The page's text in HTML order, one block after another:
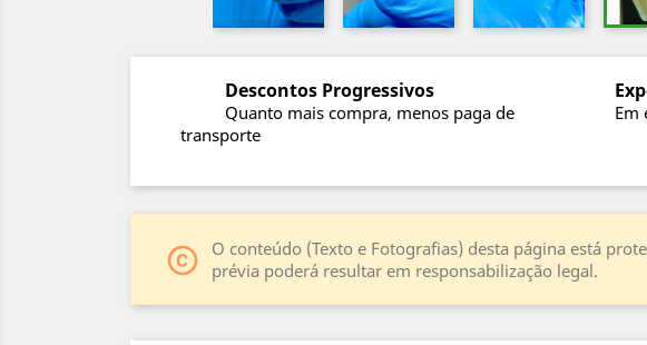
Descontos Progressivos
Quanto mais compra, menos paga de
transporte
Em
copyright
O conteúdo (Texto e Fotografias) desta página está
prévia poderá resultar em responsabilização legal.